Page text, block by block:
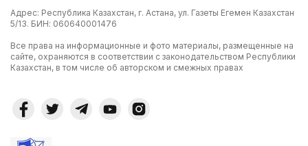
Адрес: Республика Казахстан, г. Астана, ул. Газеты Егемен Казахстан
5/13. БИН: 060640001476
Все права на информационные и фото материалы, размещенные на
сайте, охраняются в соответствии с законодательством Республики
Казахстан, в том числе об авторском и смежных правах